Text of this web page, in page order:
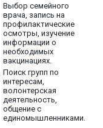
Выбор семейного
врача, запись на
профилактические
осмотры, изучение
информации о
необходимых
вакцинациях.
Поиск групп по
интересам,
волонтерская
деятельность,
общение с
единомышленниками.